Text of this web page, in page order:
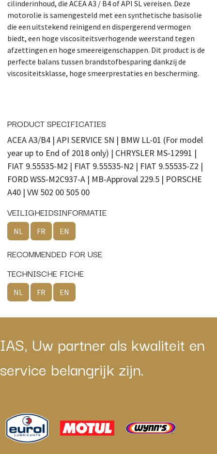
cilinderinhoud, die ACEA A3 / B4 of API SL vereisen. Deze
motorolie is samengesteld met een synthetische basisolie
die een uitstekend reinigend en dispergerend vermogen
biedt, een hoge viscositeitsverhogende weerstand tegen
afzettingen en hoge smeereigenschappen. Dit product is de
perfecte balans tussen brandstofbesparing dankzij de
viscositeitsklasse, hoge smeerprestaties en bescherming.
PRODUCT SPECIFICATIES
ACEA A3/B4 | API SERVICE SN | BMW LL-01 (For model
year up to End of 2018 only) | CHRYSLER MS-12991 |
FIAT 9.55535-M2 | FIAT 9.55535-N2 | FIAT 9.55535-Z2 |
FORD WSS-M2C937-A | MB-Approval 229.5 | PORSCHE
A40 | VW 502 00 505 00
VEILIGHEIDSINFORMATIE
NL FR EN
RECOMMENDED FOR USE
TECHNISCHE FICHE
NL FR EN
IAS, Uw partner als kwaliteit en
service belangrijk zijn.